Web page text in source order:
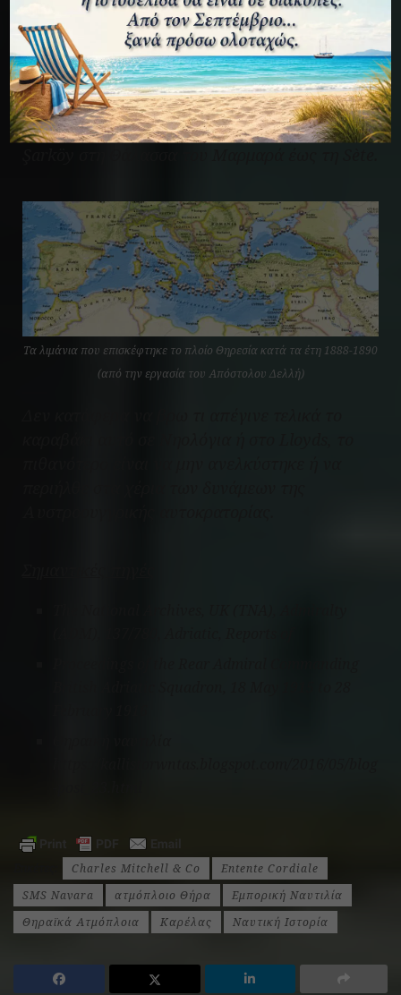
(δύο φορές), Μεσσήνη, Τράπανι και La Goulette
στην Τυνησία. Έκανε μόνο μερικά ταξίδια εκτός
αυτού του σχεδίου. Μια φορά από το Balchik
στη Γένοβα στο κοντινό Pomorie στη
Μασσαλία, μια από το Novorossiysk μέσω
Μερσίνης επίσης στη Μασσαλία, και μια από το
Τα λιμάνια που επισκέφτηκε το πλοίο Θηρεσία κατά τα έτη 1888-1890
(από την εργασία του Απόστολου Δελλή)
Charles Mitchell & Co
Entente Cordiale
SMS Navara
ατμόπλοιο Θήρα
Εμπορική Ναυτιλία
Θηραϊκά Ατμόπλοια
Καρέλας Ναυτική Ιστορία